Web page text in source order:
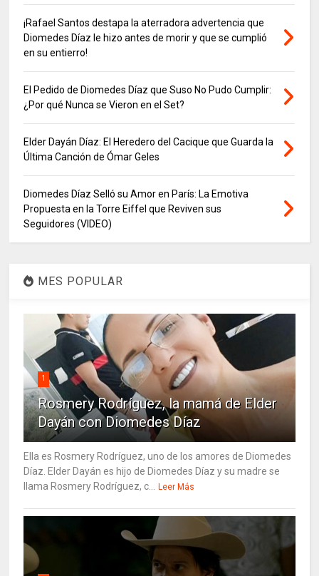
¡Rafael Santos destapa la aterradora advertencia que
Diomedes Díaz le hizo antes de morir y que se cumplió
en su entierro!
El Pedido de Diomedes Díaz que Suso No Pudo Cumplir:
¿Por qué Nunca se Vieron en el Set?
Elder Dayán Díaz: El Heredero del Cacique que Guarda la
Última Canción de Ómar Geles
Diomedes Díaz Selló su Amor en París: La Emotiva
Propuesta en la Torre Eiffel que Reviven sus
Seguidores (VIDEO)
MES POPULAR
1
Rosmery Rodríguez, la mamá de Elder
Dayán con Diomedes Díaz
Ella es Rosmery Rodríguez, uno de los amores de Diomedes
Díaz. Elder Dayán es hijo de Diomedes Díaz y su madre se
llama Rosmery Rodríguez, c... Leer Más